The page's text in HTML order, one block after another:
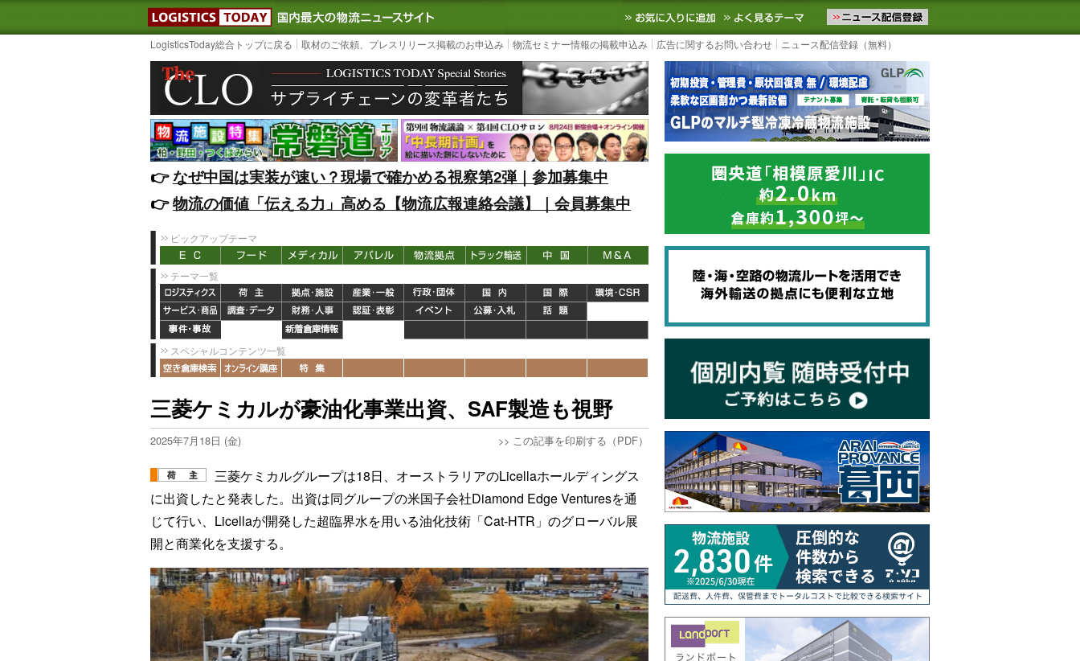
LOGISTICS TODAY｜国内最大の物流ニュースサイト3PL, SCMなど国内外の最新の物流ニュースをお届けします。物流ニュースメール配信を登録す
お気に入りに追加 よく見るテーマ
LogisticsToday総合トップに戻る 取材のご依頼、プレスリリース掲載のお申込み 物流セミナー情報の掲載申込み 広告に関するお問い合わせ ニュース配信登録（無料）
👉️なぜ中国は実装が速い？現場で確かめる視察第2弾｜参加募集中
👉️物流の価値「伝える力」高める【物流広報連絡会議】｜会員募集中
ピックアップテーマ
テーマ一覧
スペシャルコンテンツ一覧
三菱ケミカルが豪油化事業出資、SAF製造も視野
2025年7月18日 (金) >> この記事を印刷する（PDF）
三菱ケミカルグループは18日、オーストラリアのLicellaホールディングス
に出資したと発表した。出資は同グループの米国子会社Diamond Edge Venturesを通
じて行い、Licellaが開発した超臨界水を用いる油化技術「Cat-HTR」のグローバル展
開と商業化を支援する。